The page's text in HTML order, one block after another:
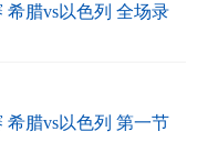
希腊vs以色列 全场录
希腊vs以色列 第一节